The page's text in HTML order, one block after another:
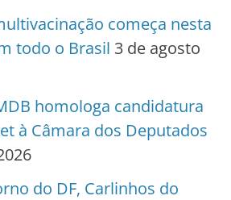
começa nesta
todo o Brasil 3 de agosto
homologa candidatura
à Câmara dos Deputados
do DF, Carlinhos do